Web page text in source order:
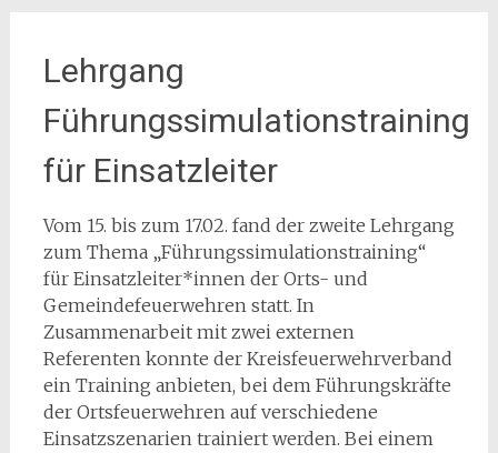
Lehrgang
Führungssimulationstraining
für Einsatzleiter
Vom 15. bis zum 17.02. fand der zweite Lehrgang
zum Thema „Führungssimulationstraining“
für Einsatzleiter*innen der Orts- und
Gemeindefeuerwehren statt. In
Zusammenarbeit mit zwei externen
Referenten konnte der Kreisfeuerwehrverband
ein Training anbieten, bei dem Führungskräfte
der Ortsfeuerwehren auf verschiedene
Einsatzszenarien trainiert werden. Bei einem